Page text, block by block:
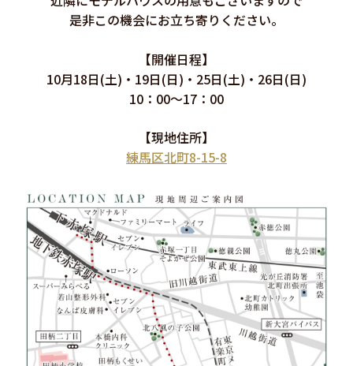
是非この機会にお立ち寄りください。
【開催日程】
10月18日(土)・19日(日)・25日(土)・26日(日)
10：00～17：00
【現地住所】
練馬区北町8-15-8